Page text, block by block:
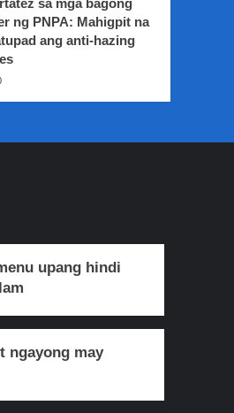
sa mga bagong
ng PNPA: Mahigpit na
ang anti-hazing
upang hindi
ngayong may